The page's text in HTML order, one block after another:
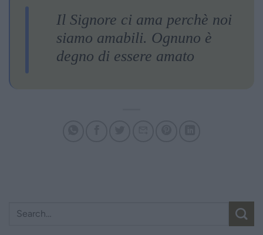
Il Signore ci ama perchè noi
siamo amabili. Ognuno è
degno di essere amato